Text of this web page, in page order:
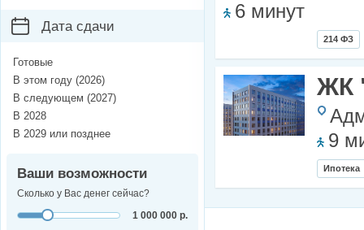
6 минут
214 ФЗ
ЖК
9
Ипотека
Дата сдачи
Готовые
В этом году (2026)
В следующем (2027)
В 2028
В 2029 или позднее
Ваши возможности
Сколько у Вас денег сейчас?
1 000 000 р.